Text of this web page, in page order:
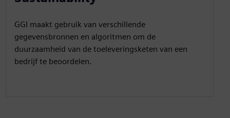
GGI maakt gebruik van verschillende
gegevensbronnen en algoritmen om de
duurzaamheid van de toeleveringsketen van een
bedrijf te beoordelen.